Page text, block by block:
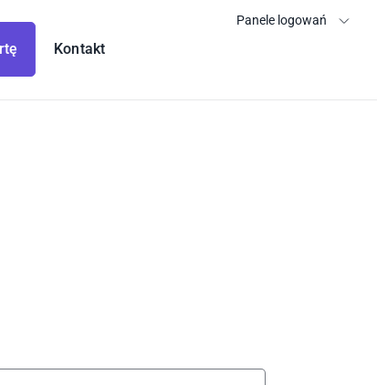
Kontakt
Panele logowań